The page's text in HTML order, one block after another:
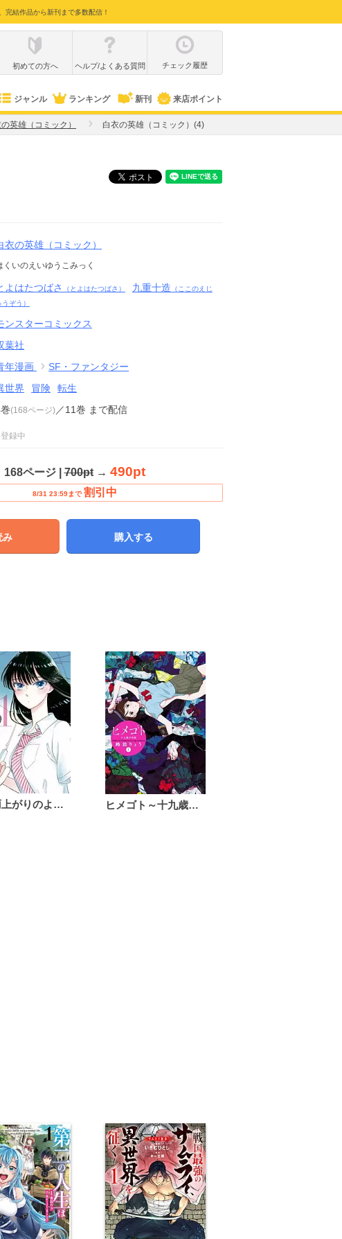
結作品から新刊まで多数配信！
初めての方へ ヘルプ/よくある質問 チェック履歴
ジャンル ランキング 新刊 来店ポイント
英雄（コミック） 白衣の英雄（コミック）(4)
衣の英雄（コミック）
くいのえいゆうこみっく
よはたつばさ （とよはたつばさ） 九重十造 （ここのえじ
うぞう）
ンスターコミックス
葉社
年漫画
SF・ファンタジー
世界 冒険
転生
(168ページ) ／11巻 まで配信
録中
168ページ |700pt → 490pt
8/31 23:59まで 割引中
み 購入する
恋は雨上がりのように ヒメゴト～十九歳の制服～